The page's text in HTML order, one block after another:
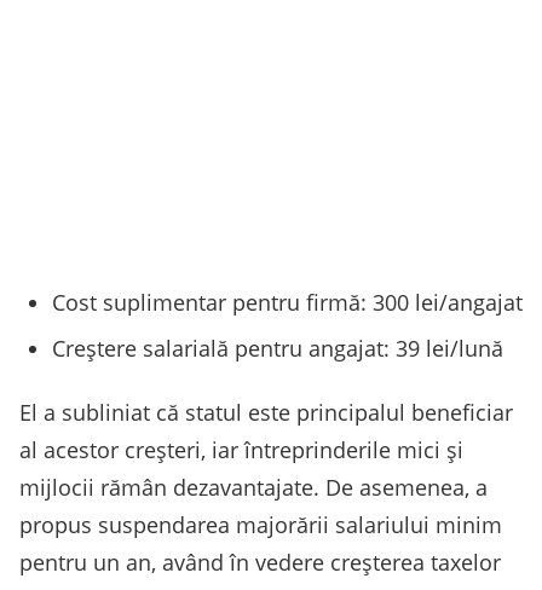
Cost suplimentar pentru firmă: 300 lei/angajat
Creștere salarială pentru angajat: 39 lei/lună
El a subliniat că statul este principalul beneficiar
al acestor creșteri, iar întreprinderile mici și
mijlocii rămân dezavantajate. De asemenea, a
propus suspendarea majorării salariului minim
pentru un an, având în vedere creșterea taxelor